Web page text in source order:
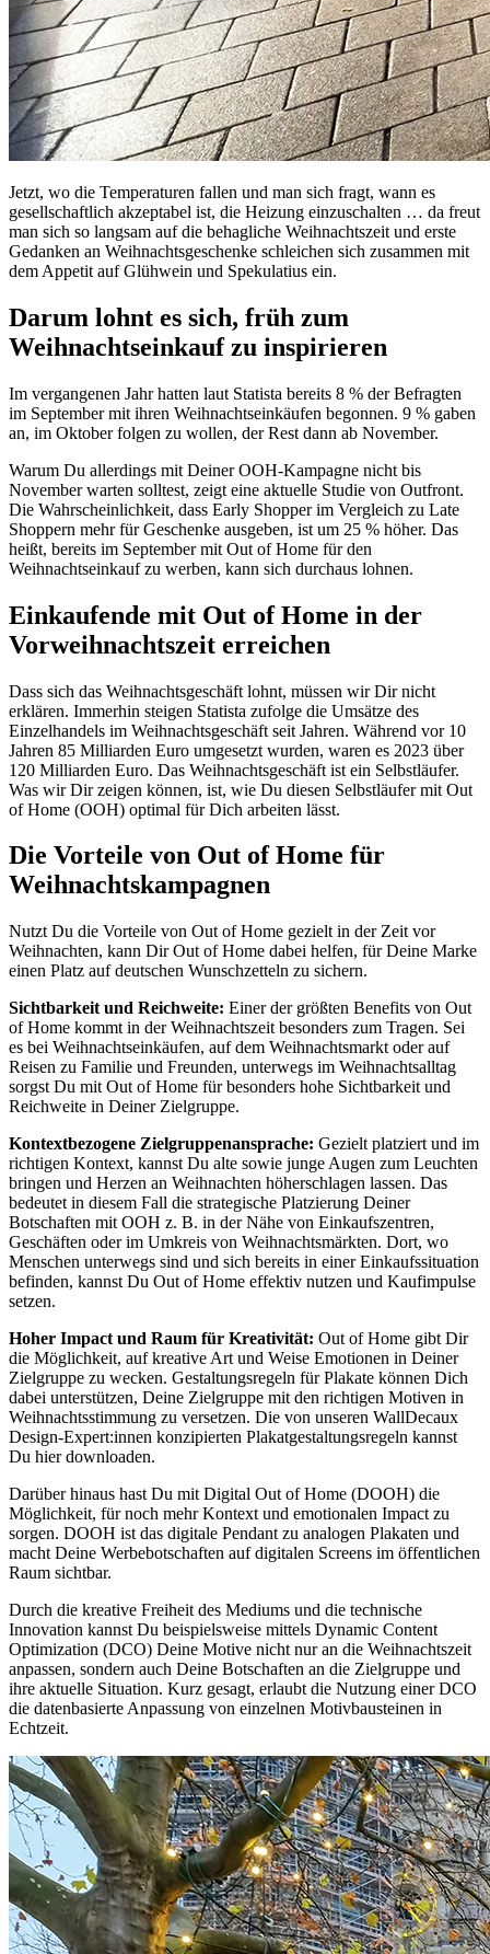
Jetzt, wo die Temperaturen fallen und man sich fragt, wann es
gesellschaftlich akzeptabel ist, die Heizung einzuschalten … da freut
man sich so langsam auf die behagliche Weihnachtszeit und erste
Gedanken an Weihnachtsgeschenke schleichen sich zusammen mit
dem Appetit auf Glühwein und Spekulatius ein.
Darum lohnt es sich, früh zum
Weihnachtseinkauf zu inspirieren
Im vergangenen Jahr hatten laut Statista bereits 8 % der Befragten
im September mit ihren Weihnachtseinkäufen begonnen. 9 % gaben
an, im Oktober folgen zu wollen, der Rest dann ab November.
Warum Du allerdings mit Deiner OOH-Kampagne nicht bis
November warten solltest, zeigt eine aktuelle Studie von Outfront.
Die Wahrscheinlichkeit, dass Early Shopper im Vergleich zu Late
Shoppern mehr für Geschenke ausgeben, ist um 25 % höher. Das
heißt, bereits im September mit Out of Home für den
Weihnachtseinkauf zu werben, kann sich durchaus lohnen.
Einkaufende mit Out of Home in der
Vorweihnachtszeit erreichen
Dass sich das Weihnachtsgeschäft lohnt, müssen wir Dir nicht
erklären. Immerhin steigen Statista zufolge die Umsätze des
Einzelhandels im Weihnachtsgeschäft seit Jahren. Während vor 10
Jahren 85 Milliarden Euro umgesetzt wurden, waren es 2023 über
120 Milliarden Euro. Das Weihnachtsgeschäft ist ein Selbstläufer.
Was wir Dir zeigen können, ist, wie Du diesen Selbstläufer mit Out
of Home (OOH) optimal für Dich arbeiten lässt.
Die Vorteile von Out of Home für
Weihnachtskampagnen
Nutzt Du die Vorteile von Out of Home gezielt in der Zeit vor
Weihnachten, kann Dir Out of Home dabei helfen, für Deine Marke
einen Platz auf deutschen Wunschzetteln zu sichern.
Sichtbarkeit und Reichweite: Einer der größten Benefits von Out
of Home kommt in der Weihnachtszeit besonders zum Tragen. Sei
es bei Weihnachtseinkäufen, auf dem Weihnachtsmarkt oder auf
Reisen zu Familie und Freunden, unterwegs im Weihnachtsalltag
sorgst Du mit Out of Home für besonders hohe Sichtbarkeit und
Reichweite in Deiner Zielgruppe.
Kontextbezogene Zielgruppenansprache: Gezielt platziert und im
richtigen Kontext, kannst Du alte sowie junge Augen zum Leuchten
bringen und Herzen an Weihnachten höherschlagen lassen. Das
bedeutet in diesem Fall die strategische Platzierung Deiner
Botschaften mit OOH z. B. in der Nähe von Einkaufszentren,
Geschäften oder im Umkreis von Weihnachtsmärkten. Dort, wo
Menschen unterwegs sind und sich bereits in einer Einkaufssituation
befinden, kannst Du Out of Home effektiv nutzen und Kaufimpulse
setzen.
Hoher Impact und Raum für Kreativität: Out of Home gibt Dir
die Möglichkeit, auf kreative Art und Weise Emotionen in Deiner
Zielgruppe zu wecken. Gestaltungsregeln für Plakate können Dich
dabei unterstützen, Deine Zielgruppe mit den richtigen Motiven in
Weihnachtsstimmung zu versetzen. Die von unseren WallDecaux
Design-Expert:innen konzipierten Plakatgestaltungsregeln kannst
Du hier downloaden.
Darüber hinaus hast Du mit Digital Out of Home (DOOH) die
Möglichkeit, für noch mehr Kontext und emotionalen Impact zu
sorgen. DOOH ist das digitale Pendant zu analogen Plakaten und
macht Deine Werbebotschaften auf digitalen Screens im öffentlichen
Raum sichtbar.
Durch die kreative Freiheit des Mediums und die technische
Innovation kannst Du beispielsweise mittels Dynamic Content
Optimization (DCO) Deine Motive nicht nur an die Weihnachtszeit
anpassen, sondern auch Deine Botschaften an die Zielgruppe und
ihre aktuelle Situation. Kurz gesagt, erlaubt die Nutzung einer DCO
die datenbasierte Anpassung von einzelnen Motivbausteinen in
Echtzeit.